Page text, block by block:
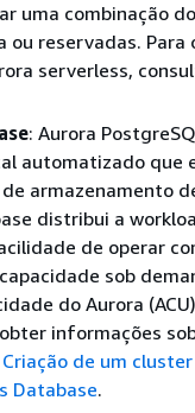
uma combinação
ou reservadas.
serverless,
: Aurora
automatizado que
armazenamento
distribui a
de operar
sob
do Aurora
informações
Criação de um
Database.